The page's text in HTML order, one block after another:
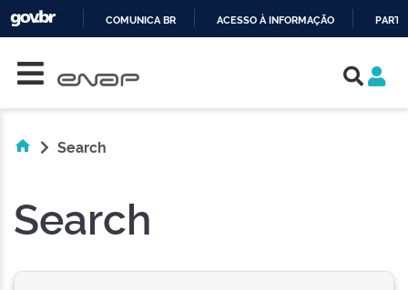
COMUNICA BR ACESSO À INFORMAÇÃO
Search
Search